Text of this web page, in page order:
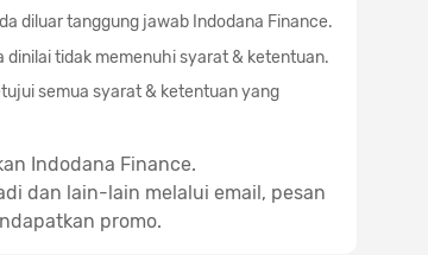
diluar tanggung jawab Indodana Finance.
dinilai tidak memenuhi syarat & ketentuan.
semua syarat & ketentuan yang
Indodana Finance.
dan lain-lain melalui email, pesan
promo.